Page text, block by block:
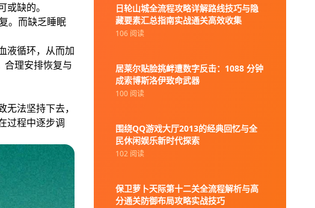
缺的。
。而缺乏睡眠
液循环，从而加
合理安排恢复与
法坚持下去，
过程中逐步调
日轮山城全流程攻略详解路线技巧与隐
藏要素汇总指南实战通关高效收集
106 阅读
居莱尔贴脸挑衅遭数字反击：1088 分钟
成索博斯洛伊致命武器
100 阅读
围绕QQ游戏大厅2013的经典回忆与全
民休闲娱乐新时代探索
102 阅读
保卫萝卜天际第十二关全流程解析与高
分通关防御布局攻略实战技巧